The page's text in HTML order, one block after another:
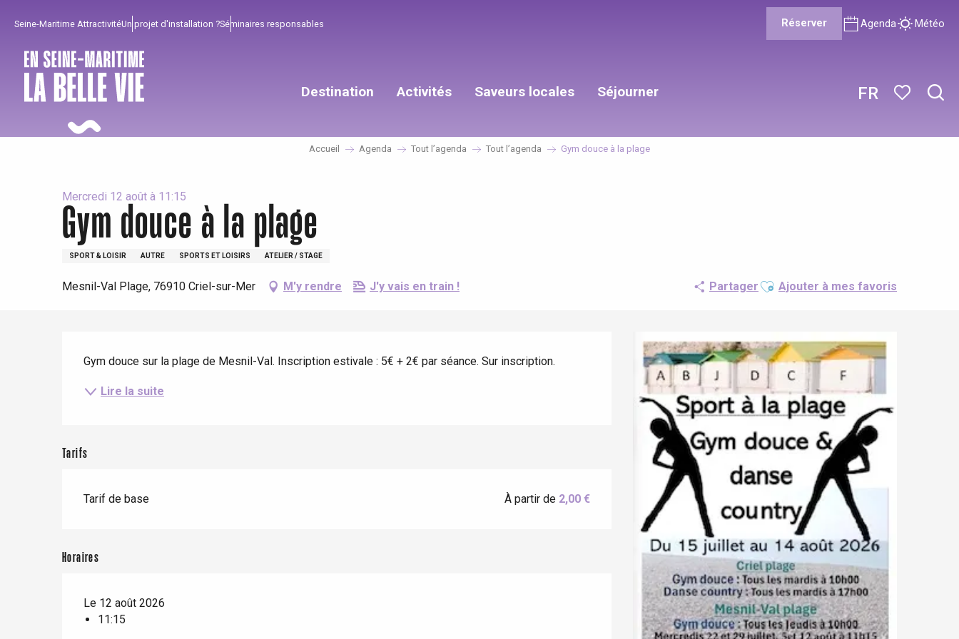
principal
FR
Seine-Maritime AttractivitéUn projet d'installation ?Séminaires responsables Réserver Agenda Météo
Destination Activités
Pour profiter
Tout l'agenda
Entre amis
Saveurs locales
Incontournables
Lieux branchés
Séjourner
Bien de chez nous !
Séjours en bord de
Séjours à vélo
Accueil Agenda Tout l’agenda Tout l’agenda Gym douce à la plage
Mercredi 12 août à 11:15
Gym douce à la plage
SPORT & LOISIR AUTRE SPORTS ET LOISIRS ATELIER / STAGE
Mesnil-Val Plage, 76910 Criel-sur-Mer M'y rendre J'y vais en train ! Partager Ajouter aux favoris
Ajouter à mes favoris
Gym douce sur la plage de Mesnil-Val. Inscription estivale : 5€ + 2€ par séance. Sur inscription.
Lire la suite
Tarifs
Tarif de base À partir de 2,00 €
Horaires
Le 12 août 2026
11:15